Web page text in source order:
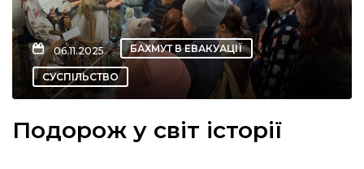
новини
06.11.2025 БАХМУТ В ЕВАКУАЦІЇ
СУСПІЛЬСТВО
Подорож у світ історії